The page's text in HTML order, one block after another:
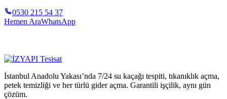
0530 215 54 37
Hemen AraWhatsApp
İstanbul Anadolu Yakası’nda 7/24 su kaçağı tespiti, tıkanıklık açma,
petek temizliği ve her türlü gider açma. Garantili işçilik, aynı gün
çözüm.